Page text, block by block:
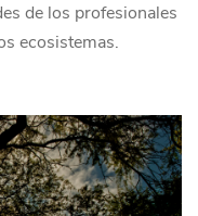
de los profesionales
ecosistemas.